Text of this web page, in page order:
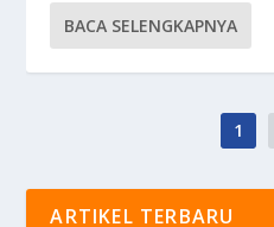
BACA SELENGKAPNYA
1
ARTIKEL TERBARU